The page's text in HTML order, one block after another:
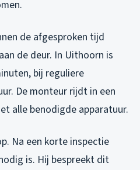
de afgesproken tijd
de deur. In Uithoorn is
bij reguliere
De monteur rijdt in een
alle benodigde apparatuur.
Na een korte inspectie
is. Hij bespreekt dit